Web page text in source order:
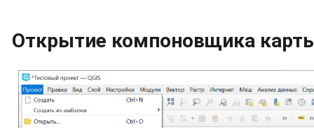
Открытие компоновщика